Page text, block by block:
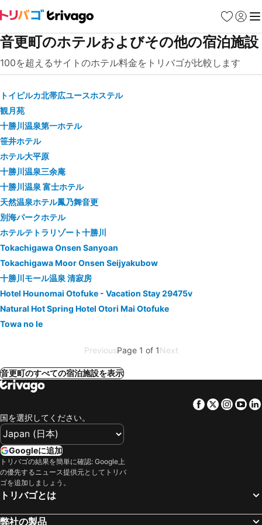
お気に入り
ログイ
メ
音更町のホテルおよびその他の宿泊施設
100を超えるサイトのホテル料金をトリバゴが比較します
トイピルカ北帯広ユースホステル
観月苑
十勝川温泉第一ホテル
笹井ホテル
ホテル大平原
十勝川温泉三余庵
十勝川温泉 富士ホテル
天然温泉ホテル鳳乃舞音更
別海パークホテル
ホテルテトラリゾート十勝川
Tokachigawa Onsen Sanyoan
Tokachigawa Moor Onsen Seijyakubow
十勝川モール温泉 清寂房
Hotel Hounomai Otofuke - Vacation Stay 29475v
Natural Hot Spring Hotel Otori Mai Otofuke
Towa no Ie
PreviousPage 1 of 1Next
音更町のすべての宿泊施設を表示
Facebook
Twitter
国を選択してください。
Googleに追加
トリバゴの結果を簡単に確認: Google上
の優先するニュース提供元としてトリバ
ゴを追加しましょう。
トリバゴとは
弊社の製品